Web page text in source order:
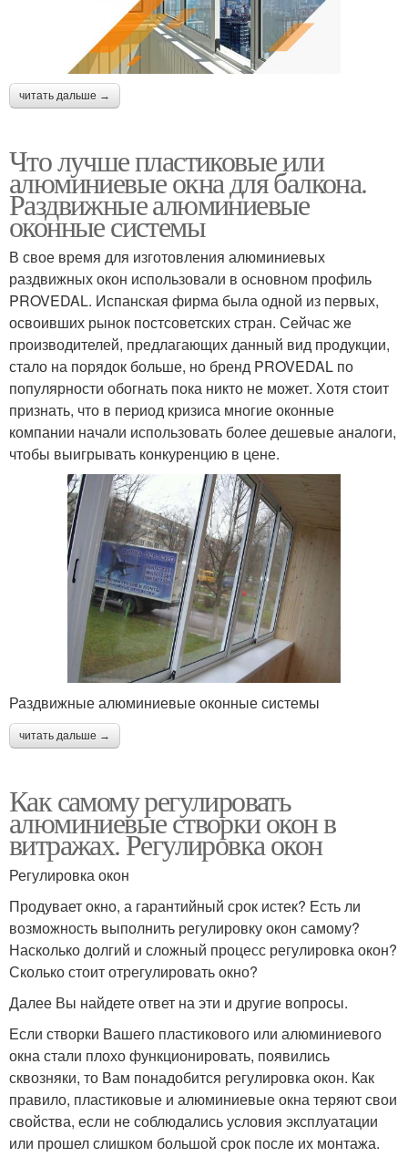
читать дальше →
Что лучше пластиковые или
алюминиевые окна для балкона.
Раздвижные алюминиевые
оконные системы
В свое время для изготовления алюминиевых
раздвижных окон использовали в основном профиль
PROVEDAL. Испанская фирма была одной из первых,
освоивших рынок постсоветских стран. Сейчас же
производителей, предлагающих данный вид продукции,
стало на порядок больше, но бренд PROVEDAL по
популярности обогнать пока никто не может. Хотя стоит
признать, что в период кризиса многие оконные
компании начали использовать более дешевые аналоги,
чтобы выигрывать конкуренцию в цене.
Раздвижные алюминиевые оконные системы
читать дальше →
Как самому регулировать
алюминиевые створки окон в
витражах. Регулировка окон
Регулировка окон
Продувает окно, а гарантийный срок истек? Есть ли
возможность выполнить регулировку окон самому?
Насколько долгий и сложный процесс регулировка окон?
Сколько стоит отрегулировать окно?
Далее Вы найдете ответ на эти и другие вопросы.
Если створки Вашего пластикового или алюминиевого
окна стали плохо функционировать, появились
сквозняки, то Вам понадобится регулировка окон. Как
правило, пластиковые и алюминиевые окна теряют свои
свойства, если не соблюдались условия эксплуатации
или прошел слишком большой срок после их монтажа.